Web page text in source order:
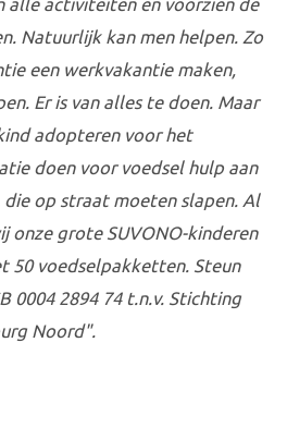
alle activiteiten en voorzien de
Natuurlijk kan men helpen. Zo
een werkvakantie maken,
Er is van alles te doen. Maar
adopteren voor het
doen voor voedsel hulp aan
op straat moeten slapen. Al
onze grote SUVONO-kinderen
50 voedselpakketten. Steun
0004 2894 74 t.n.v. Stichting
Noord".